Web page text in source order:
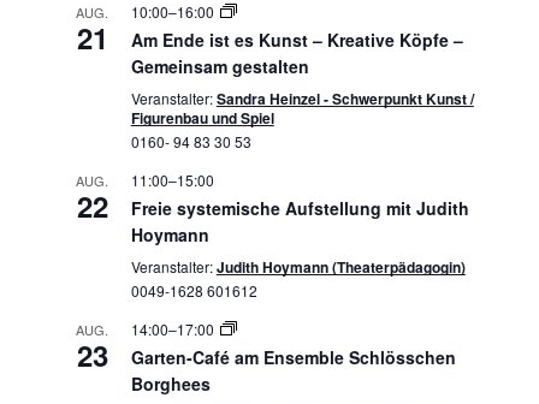
AUG.
21
10:00–16:00
Am Ende ist es Kunst – Kreative Köpfe –
Gemeinsam gestalten
Veranstalter:Sandra Heinzel - Schwerpunkt Kunst /
Figurenbau und Spiel
0160- 94 83 30 53
AUG.
22
11:00–15:00
Freie systemische Aufstellung mit Judith
Hoymann
Veranstalter:Judith Hoymann (Theaterpädagogin)
0049-1628 601612
AUG.
23
14:00–17:00
Garten-Café am Ensemble Schlösschen
Borghees